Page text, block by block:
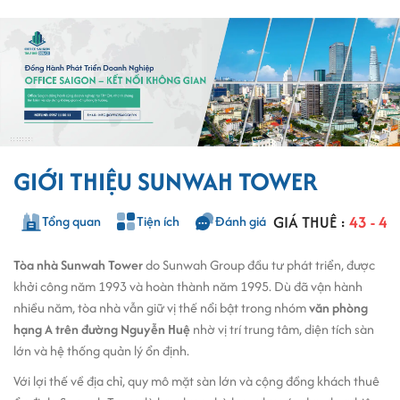
GIỚI THIỆU SUNWAH TOWER
Tổng quan Tiện ích Đánh giá GIÁ THUÊ : 43 -
Tòa nhà Sunwah Towerdo Sunwah Group đầu tư phát triển, được
khởi công năm 1993 và hoàn thành năm 1995. Dù đã vận hành
nhiều năm, tòa nhà vẫn giữ vị thế nổi bật trong nhómvăn phòng
hạng A trên đường Nguyễn Huệnhờ vị trí trung tâm, diện tích sàn
lớn và hệ thống quản lý ổn định.
Với lợi thế về địa chỉ, quy mô mặt sàn lớn và cộng đồng khách thuê